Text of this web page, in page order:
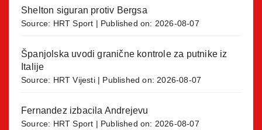
Shelton siguran protiv Bergsa
Source: HRT Sport Published on: 2026-08-07
Španjolska uvodi granične kontrole za putnike iz
Italije
Source: HRT Vijesti Published on: 2026-08-07
Fernandez izbacila Andrejevu
Source: HRT Sport Published on: 2026-08-07